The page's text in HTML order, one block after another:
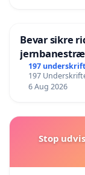
Bevar sikre
197
197
6 Aug 2026
Stop